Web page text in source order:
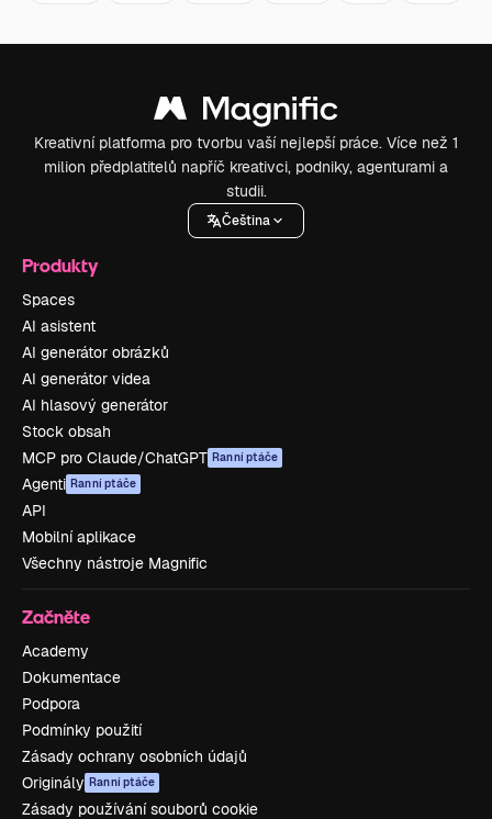
Kreativní platforma pro tvorbu vaší nejlepší práce. Více než 1
milion předplatitelů napříč kreativci, podniky, agenturami a
studii.
Čeština
Produkty
Spaces
AI asistent
AI generátor obrázků
AI generátor videa
AI hlasový generátor
Stock obsah
MCP pro Claude/ChatGPT Ranní ptáče
Agenti Ranní ptáče
API
Mobilní aplikace
Všechny nástroje Magnific
Začněte
Academy
Dokumentace
Podpora
Podmínky použití
Zásady ochrany osobních údajů
Originály Ranní ptáče
Zásady používání souborů cookie